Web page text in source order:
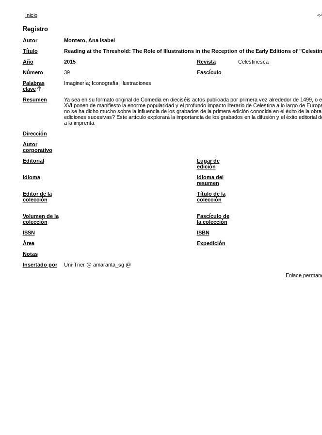
Inicio
Registro
Autor
Montero, Ana Isabel
Título
Reading at the Threshold: The Role of Illustrations in the Reception of the Early Editions of
Año
2015 Revista Celestinesca
Número
39 Fascículo
Palabras
clave
Imaginería; Iconografía; Ilustraciones
Resumen
Ya sea en su formato original de Comedia en dieciséis actos publicada por primera vez alrededor de 1499,
XVI ponen de manifiesto la enorme popularidad y el profundo impacto literario de Celestina a lo largo de
no se ha dicho mucho sobre la influencia de los grabados de la primera edición conocida en el éxito de la
ediciones sucesivas? Este artículo explorará la importancia de los grabados en la difusión y el éxito
a la imprenta.
Dirección
Autor
corporativo
Editorial
Lugar de
edición
Idioma
Idioma del
resumen
Editor de la
colección
Título de la
colección
Volumen de la
colección
Fascículo de
la colección
ISSN ISBN
Área
Expedición
Notas
Insertado por
Uni-Trier @ amaranta_sg @
Enlace